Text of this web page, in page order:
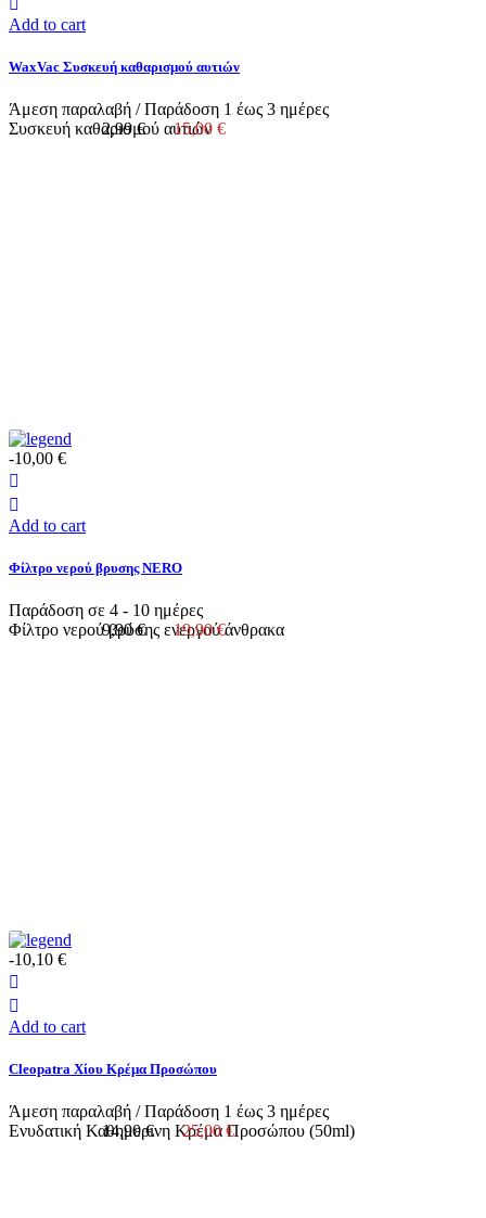
Add to cart
WaxVac Συσκευή καθαρισμού αυτιών
Άμεση παραλαβή / Παράδoση 1 έως 3 ημέρες
2,99 €
15,00 €
Συσκευή καθαρισμού αυτιών
-10,00 €
Add to cart
Φίλτρο νερού βρυσης ΝERO
Παράδοση σε 4 - 10 ημέρες
9,90 €
19,90 €
Φίλτρο νερού βρύσης ενεργού άνθρακα
-10,10 €
Add to cart
Cleopatra Χίου Κρέμα Προσώπου
Άμεση παραλαβή / Παράδoση 1 έως 3 ημέρες
14,90 €
25,00 €
Ενυδατική Καθημερινη Κρέμα Προσώπου (50ml)